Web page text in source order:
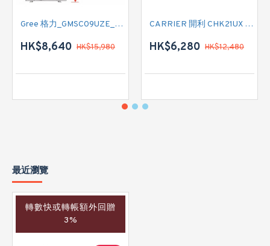
Gree 格力_GMSC09UZE_GMSC12UZE_GMSC18UZC_R32 掛牆變頻式1拖2分體冷氣機 (淨冷型)
HK$8,640 HK$15,980
CARRIER 開利 CHK21UX 二匹半 變頻淨冷窗口式冷氣機 (附遙控)
HK$6,280 HK$12,480
最近瀏覽
轉數快或轉帳額外回贈
3%